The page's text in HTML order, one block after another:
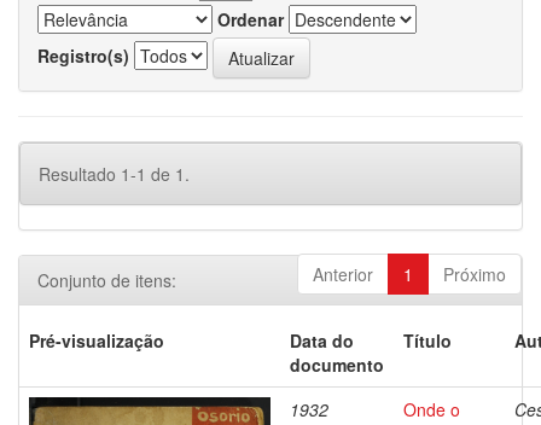
Ordenar
Registro(s)
Resultado 1-1 de 1.
Anterior 1 Próximo
Conjunto de itens:
Pré-visualização
Data do
documento
Título
1932
Onde o